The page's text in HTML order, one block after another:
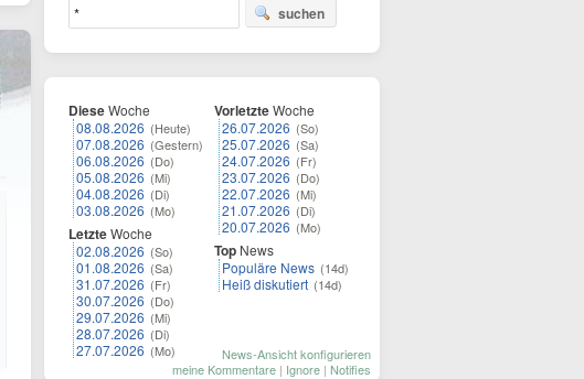
suchen
DieseWoche
08.08.2026 (Heute)
07.08.2026 (Gestern)
06.08.2026 (Do)
05.08.2026 (Mi)
04.08.2026 (Di)
03.08.2026 (Mo)
LetzteWoche
02.08.2026 (So)
01.08.2026 (Sa)
31.07.2026 (Fr)
30.07.2026 (Do)
29.07.2026 (Mi)
28.07.2026 (Di)
27.07.2026 (Mo)
VorletzteWoche
26.07.2026 (So)
25.07.2026 (Sa)
24.07.2026 (Fr)
23.07.2026 (Do)
22.07.2026 (Mi)
21.07.2026 (Di)
20.07.2026 (Mo)
Top News
Populäre News (14d)
Heiß diskutiert (14d)
News-Ansicht konfigurieren
meine Kommentare | Ignore | Notifies